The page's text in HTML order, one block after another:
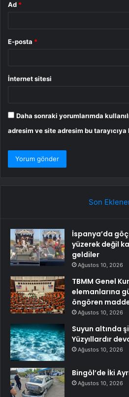
Ad *
E-posta *
İnternet sitesi
Daha sonraki yorumlarımda
adresim ve site adresim bu
Son
İspanya’da
yüzerek değil
geldiler
Ağustos 10, 2026
TBMM Genel
elemanlarına
öngören
Ağustos 10, 2026
Suyun altında
Yüzyıllardır
Ağustos 10, 2026
Bingöl’de İki
Ağustos 10, 2026